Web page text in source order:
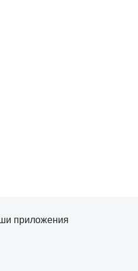
приложения